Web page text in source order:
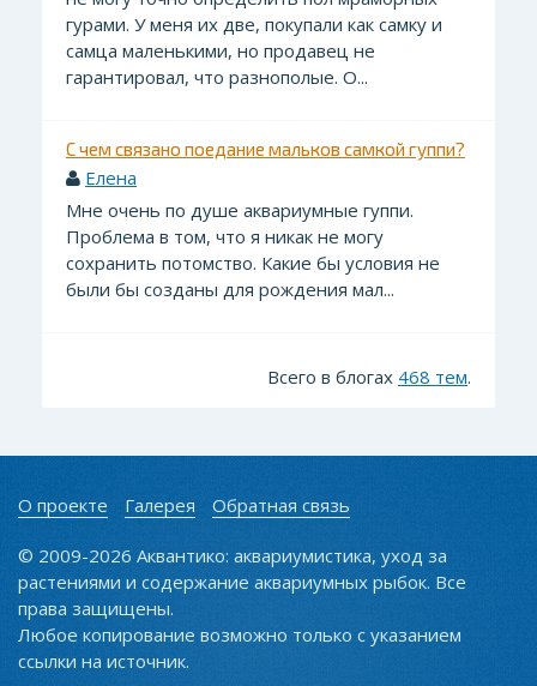
гурами. У меня их две, покупали как самку и
самца маленькими, но продавец не
гарантировал, что разнополые. О...
С чем связано поедание мальков самкой гуппи?
Елена
Мне очень по душе аквариумные гуппи.
Проблема в том, что я никак не могу
сохранить потомство. Какие бы условия не
были бы созданы для рождения мал...
Всего в блогах 468 тем.
О проекте Галерея Обратная связь
© 2009-2026 Аквантико: аквариумистика, уход за
растениями и содержание аквариумных рыбок. Все
права защищены.
Любое копирование возможно только с указанием
ссылки на источник.